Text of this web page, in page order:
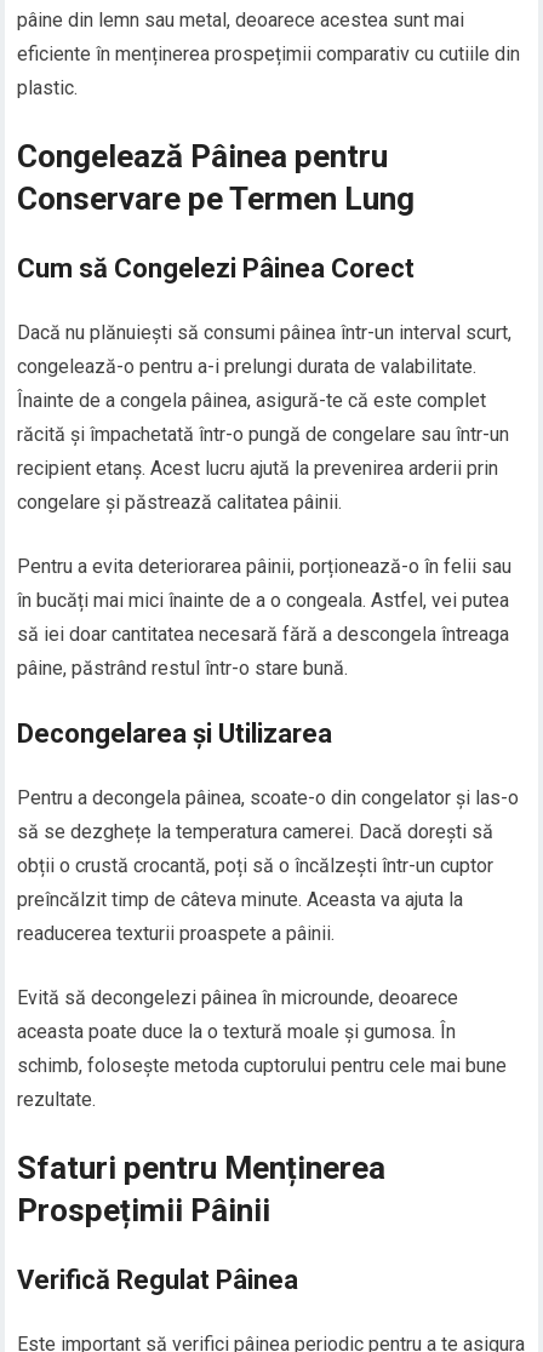
pâine din lemn sau metal, deoarece acestea sunt mai
eficiente în menținerea prospețimii comparativ cu cutiile din
plastic.
Congelează Pâinea pentru
Conservare pe Termen Lung
Cum să Congelezi Pâinea Corect
Dacă nu plănuiești să consumi pâinea într-un interval scurt,
congelează-o pentru a-i prelungi durata de valabilitate.
Înainte de a congela pâinea, asigură-te că este complet
răcită și împachetată într-o pungă de congelare sau într-un
recipient etanș. Acest lucru ajută la prevenirea arderii prin
congelare și păstrează calitatea pâinii.
Pentru a evita deteriorarea pâinii, porționează-o în felii sau
în bucăți mai mici înainte de a o congeala. Astfel, vei putea
să iei doar cantitatea necesară fără a descongela întreaga
pâine, păstrând restul într-o stare bună.
Decongelarea și Utilizarea
Pentru a decongela pâinea, scoate-o din congelator și las-o
să se dezghețe la temperatura camerei. Dacă dorești să
obții o crustă crocantă, poți să o încălzești într-un cuptor
preîncălzit timp de câteva minute. Aceasta va ajuta la
readucerea texturii proaspete a pâinii.
Evită să decongelezi pâinea în microunde, deoarece
aceasta poate duce la o textură moale și gumosa. În
schimb, folosește metoda cuptorului pentru cele mai bune
rezultate.
Sfaturi pentru Menținerea
Prospețimii Pâinii
Verifică Regulat Pâinea
Este important să verifici pâinea periodic pentru a te asigura